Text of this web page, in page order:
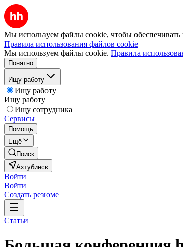
Мы используем файлы cookie, чтобы обеспечивать
Правила использования файлов cookie
Мы используем файлы cookie. Правила
Понятно
Ищу работу
Ищу работу
Ищу работу
Ищу сотрудника
Сервисы
Помощь
Ещё
Поиск
Ахтубинск
Войти
Войти
Создать резюме
Статьи